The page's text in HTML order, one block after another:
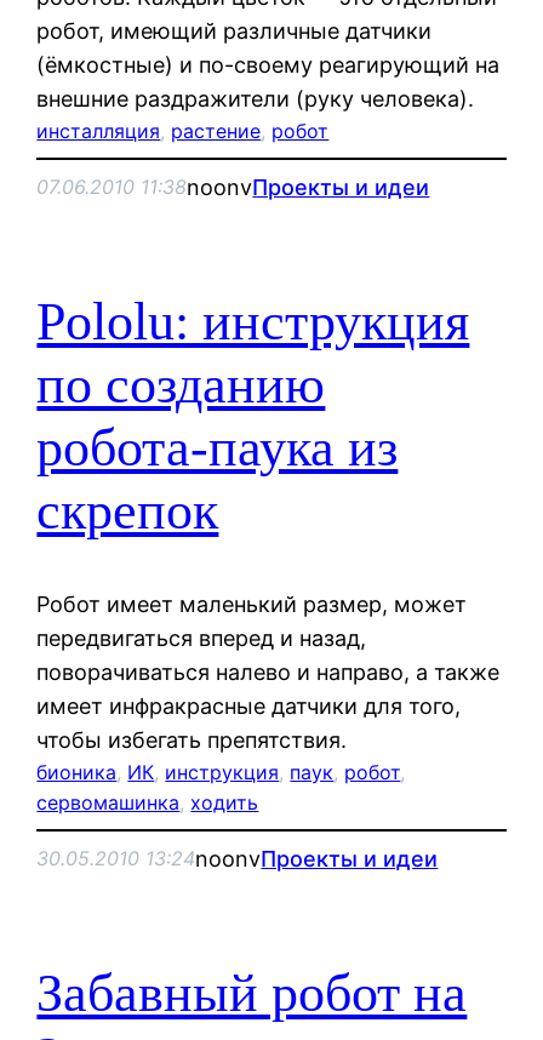
робот, имеющий различные датчики
(ёмкостные) и по-своему реагирующий на
внешние раздражители (руку человека).
инсталляция, растение, робот
07.06.2010 11:38noonvПроекты и идеи
Pololu: инструкция
по созданию
робота-паука из
скрепок
Робот имеет маленький размер, может
передвигаться вперед и назад,
поворачиваться налево и направо, а также
имеет инфракрасные датчики для того,
чтобы избегать препятствия.
бионика, ИК, инструкция, паук, робот
сервомашинка, ходить
30.05.2010 13:24noonvПроекты и идеи
Забавный робот на